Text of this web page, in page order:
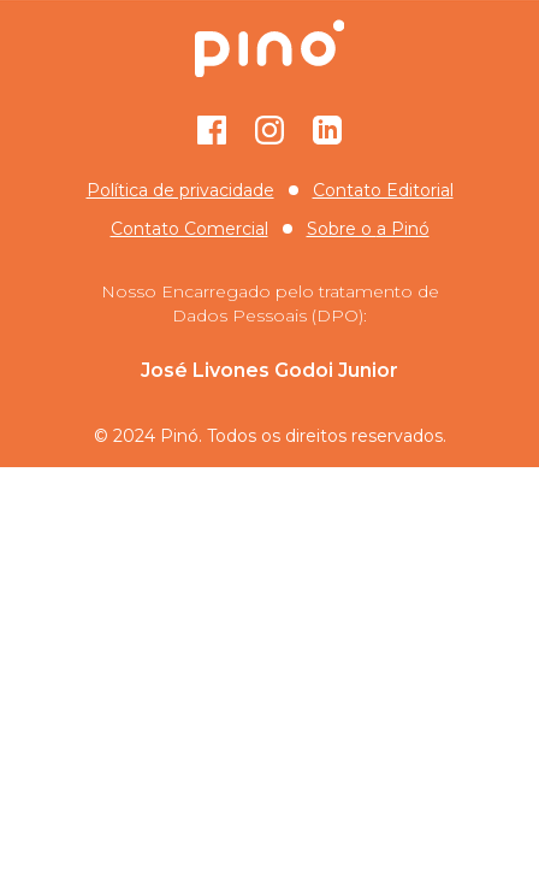
FacebookInstagramGitHub
Política de privacidade
Contato Editorial
Contato Comercial
Sobre o a Pinó
Nosso Encarregado pelo tratamento de
Dados Pessoais (DPO):
José Livones Godoi Junior
© 2024 Pinó. Todos os direitos reservados.